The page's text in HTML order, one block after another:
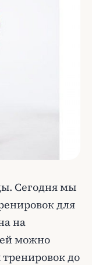
Сегодня мы
для
на
можно
до